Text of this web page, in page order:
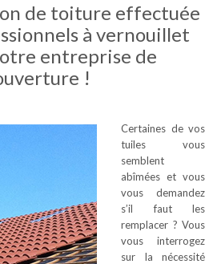
de toiture effectuée
à vernouillet
entreprise de
!
Certaines de vos
tuiles vous
semblent
abîmées et vous
vous demandez
s’il faut les
remplacer ? Vous
vous interrogez
sur la nécessité